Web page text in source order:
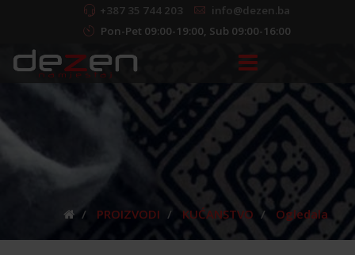
+387 35 744 203
info@dezen.ba
Pon-Pet 09:00-19:00, Sub 09:00-16:00
PROIZVODI KUĆANSTVO Ogledala